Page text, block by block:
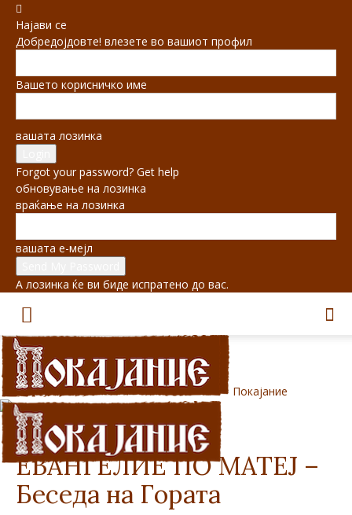
Најави се
Добредојдовте! влезете во вашиот профил
Вашето корисничко име
вашата лозинка
Forgot your password? Get help
обновување на лозинка
враќање на лозинка
вашата е-мејл
А лозинка ќе ви биде испратено до вас.
Покајание
Дома Видео
Видео
ЕВАНГЕЛИЕ ПО МАТЕЈ –
Беседа на Гората